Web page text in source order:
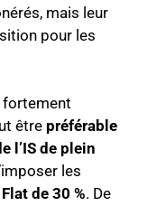
mais leur
pour les
fortement
être préférable
l’IS de plein
les
de 30 %. De